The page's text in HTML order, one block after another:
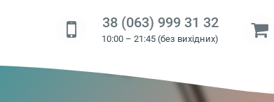
38 (063) 999 31 32
10:00 – 21:45 (без вихідних)